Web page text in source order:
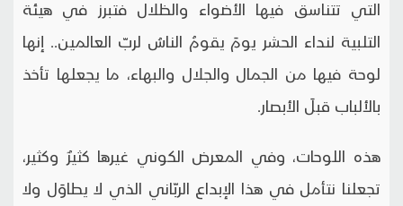
التي تتناسق فيها الأضواء والظلال فتبرز في هيئة
التلبية لنداء الحشر يومَ يقومُ الناسُ لربّ العالمين.. إنها
لوحة فيها من الجمال والجلال والبهاء، ما يجعلها تأخذ
بالألباب قبلَ الأبصار.
هذه اللوحات، وفي المعرض الكوني غيرها كثيرٌ وكثير،
تجعلنا نتأمل في هذا الإبداع الربّاني الذي لا يطاوَل ولا